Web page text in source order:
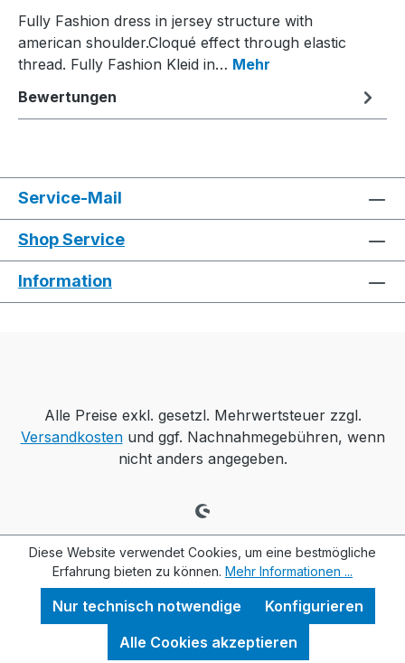
Fully Fashion dress in jersey structure with
american shoulder.Cloqué effect through elastic
thread. Fully Fashion Kleid in… Mehr
Bewertungen
Service-Mail
Shop Service
Information
Alle Preise exkl. gesetzl. Mehrwertsteuer zzgl.
Versandkostenund ggf. Nachnahmegebühren, wenn
nicht anders angegeben.
Diese Website verwendet Cookies, um eine bestmögliche
Erfahrung bieten zu können. Mehr Informationen ...
Nur technisch notwendige
Konfigurieren
Alle Cookies akzeptieren